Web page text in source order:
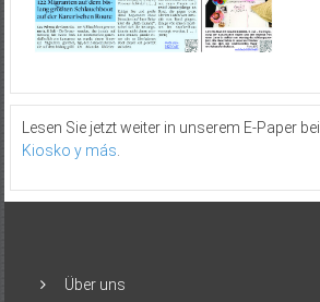
Lesen Sie jetzt weiter in unserem E-Paper bei
Kiosko y más.
Über uns